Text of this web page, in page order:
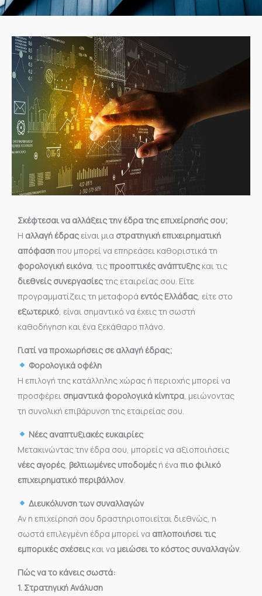
Σκέφτεσαι να αλλάξεις την έδρα της επιχείρησής σου;
Η αλλαγή έδρας είναι μια στρατηγική επιχειρηματική
απόφασηπου μπορεί να επηρεάσει καθοριστικά τη
φορολογική εικόνα, τιςπροοπτικές ανάπτυξης και τις
διεθνείς συνεργασίεςτης εταιρείας σου. Είτε
προγραμματίζεις τη μεταφορά εντός Ελλάδας, είτε στο
εξωτερικό, είναι σημαντικό να έχεις τη σωστή
καθοδήγηση και ένα ξεκάθαρο πλάνο.
Γιατί να προχωρήσεις σε αλλαγή έδρας;
Φορολογικά οφέλη
Η επιλογή της κατάλληλης χώρας ή περιοχής μπορεί να
προσφέρει σημαντικά φορολογικά κίνητρα, μειώνοντας
τη συνολική επιβάρυνση της εταιρείας σου.
Νέες αναπτυξιακές ευκαιρίες
Μετακινώντας την έδρα σου, μπορείς να αξιοποιήσεις
νέες αγορές, βελτιωμένες υποδομές ή ένα πιο φιλικό
επιχειρηματικό περιβάλλον.
Διευκόλυνση των συναλλαγών
Αν η επιχείρησή σου δραστηριοποιείται διεθνώς, η
σωστά επιλεγμένη έδρα μπορεί να απλοποιήσει τις
εμπορικές σχέσεις και να μειώσει το κόστος συναλλαγών.
Πώς να το κάνεις σωστά:
1. Στρατηγική Ανάλυση